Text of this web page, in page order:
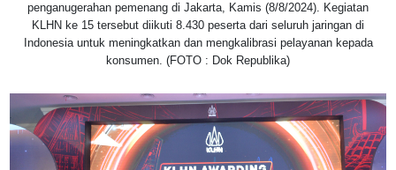
penganugerahan pemenang di Jakarta, Kamis (8/8/2024). Kegiatan
KLHN ke 15 tersebut diikuti 8.430 peserta dari seluruh jaringan di
Indonesia untuk meningkatkan dan mengkalibrasi pelayanan kepada
konsumen. (FOTO : Dok Republika)